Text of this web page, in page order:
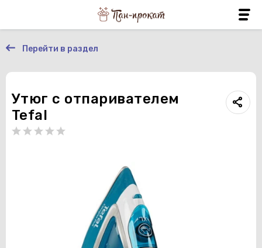
Перейти в раздел
Утюг с отпаривателем
Tefal